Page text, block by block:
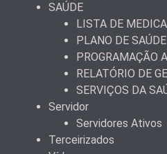
SAÚDE
LISTA DE
PLANO DE SAÚDE
PROGRAMAÇÃO
RELATÓRIO DE
SERVIÇOS DA
Servidor
Servidores Ativos
Terceirizados